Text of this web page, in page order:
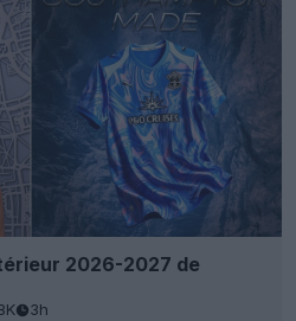
2026-2027 de
3h